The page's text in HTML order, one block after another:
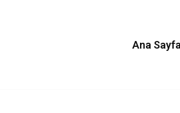
Ana Sayfa